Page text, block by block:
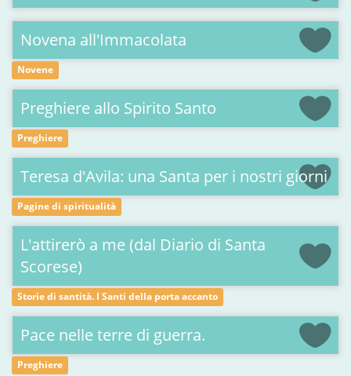
Novena all'Immacolata
Novene
Preghiere allo Spirito Santo
Preghiere
Teresa d'Avila: una Santa per i nostri giorni
Pagine di spiritualità
L'attirerò a me (dal Diario di Santa
Scorese)
Storie di santità. I Santi della porta accanto
Pace nelle terre di guerra.
Preghiere